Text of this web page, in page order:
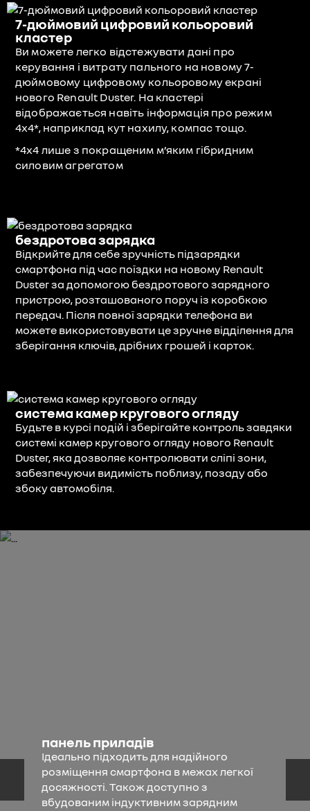
7-дюймовий цифровий кольоровий
кластер
Ви можете легко відстежувати дані про
керування і витрату пального на новому 7-
дюймовому цифровому кольоровому екрані
нового Renault Duster. На кластері
відображається навіть інформація про режим
4x4*, наприклад кут нахилу, компас тощо.
*4x4 лише з покращеним м’яким гібридним
силовим агрегатом
бездротова зарядка
Відкрийте для себе зручність підзарядки
смартфона під час поїздки на новому Renault
Duster за допомогою бездротового зарядного
пристрою, розташованого поруч із коробкою
передач. Після повної зарядки телефона ви
можете використовувати це зручне відділення для
зберігання ключів, дрібних грошей і карток.
система камер кругового огляду
Будьте в курсі подій і зберігайте контроль завдяки
системі камер кругового огляду нового Renault
Duster, яка дозволяє контролювати сліпі зони,
забезпечуючи видимість поблизу, позаду або
збоку автомобіля.
панель приладів
Ідеально підходить для надійного
розміщення смартфона в межах легкої
досяжності. Також доступно з
вбудованим індуктивним зарядним